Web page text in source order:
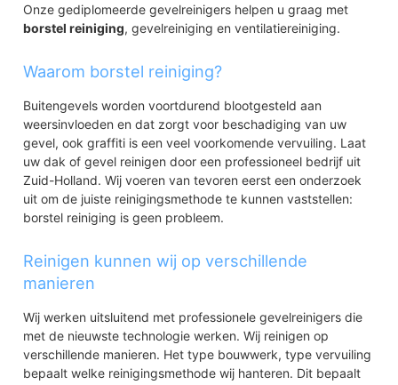
Onze gediplomeerde gevelreinigers helpen u graag met
borstel reiniging, gevelreiniging en ventilatiereiniging.
Waarom borstel reiniging?
Buitengevels worden voortdurend blootgesteld aan
weersinvloeden en dat zorgt voor beschadiging van uw
gevel, ook graffiti is een veel voorkomende vervuiling. Laat
uw dak of gevel reinigen door een professioneel bedrijf uit
Zuid-Holland. Wij voeren van tevoren eerst een onderzoek
uit om de juiste reinigingsmethode te kunnen vaststellen:
borstel reiniging is geen probleem.
Reinigen kunnen wij op verschillende
manieren
Wij werken uitsluitend met professionele gevelreinigers die
met de nieuwste technologie werken. Wij reinigen op
verschillende manieren. Het type bouwwerk, type vervuiling
bepaalt welke reinigingsmethode wij hanteren. Dit bepaalt